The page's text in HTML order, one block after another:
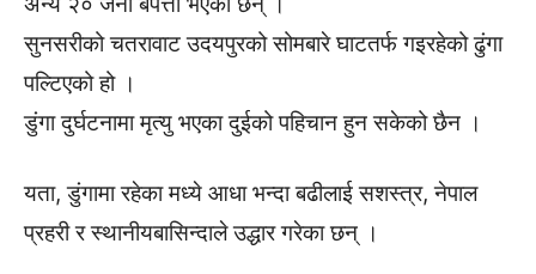
सुनसरीको चतरावाट उदयपुरको सोमबारे घाटतर्फ गइरहेको ढुंगा
पल्टिएको हो ।
डुंगा दुर्घटनामा मृत्यु भएका दुईको पहिचान हुन सकेको छैन ।
यता, डुंगामा रहेका मध्ये आधा भन्दा बढीलाई सशस्त्र, नेपाल
प्रहरी र स्थानीयबासिन्दाले उद्धार गरेका छन् ।